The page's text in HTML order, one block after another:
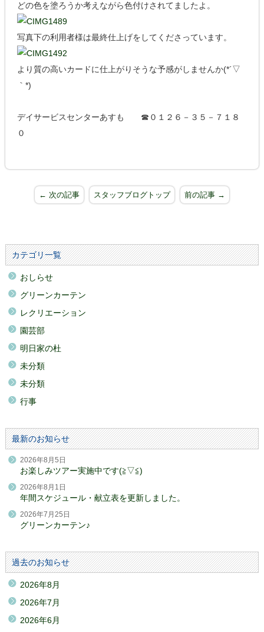
どの色を塗ろうか考えながら色付けされてましたよ。
写真下の利用者様は最終仕上げをしてくださっています。
より質の高いカードに仕上がりそうな予感がしませんか(*´▽
｀*)
デイサービスセンターあすも ☎０１２６－３５－７１８
０
← 次の記事 スタッフブログトップ 前の記事 →
カテゴリ一覧
おしらせ
グリーンカーテン
レクリエーション
園芸部
明日家の杜
未分類
未分類
行事
最新のお知らせ
2026年8月5日
お楽しみツアー実施中です(≧▽≦)
2026年8月1日
年間スケジュール・献立表を更新しました。
2026年7月25日
グリーンカーテン♪
過去のお知らせ
2026年8月
2026年7月
2026年6月